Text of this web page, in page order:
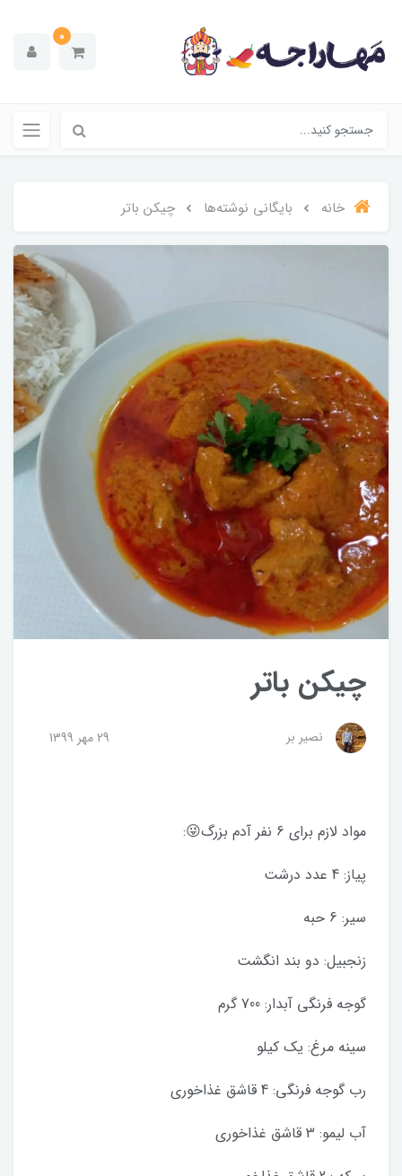
0
خانه بایگانی نوشته‌ها چیکن باتر
چیکن باتر
نصیر بر 29 مهر 1399
مواد لازم برای 6 نفر آدم بزرگ😜:
پیاز: 4 عدد درشت
سیر: 6 حبه
زنجبيل: دو بند انگشت
گوجه فرنگی آبدار: 700 گرم
سینه مرغ: یک کیلو
رب گوجه فرنگی: 4 قاشق غذاخوری
آب لیمو: 3 قاشق غذاخوری